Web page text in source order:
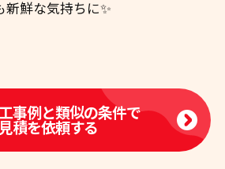
鮮な気持ちに✨
事例と類似の条件で
積を依頼する